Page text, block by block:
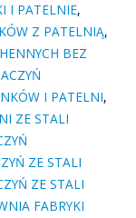
I PATELNIE,
Z PATELNIĄ,
BEZ
I PATELNI,
ZE STALI
ZE STALI
ZE STALI
FABRYKI